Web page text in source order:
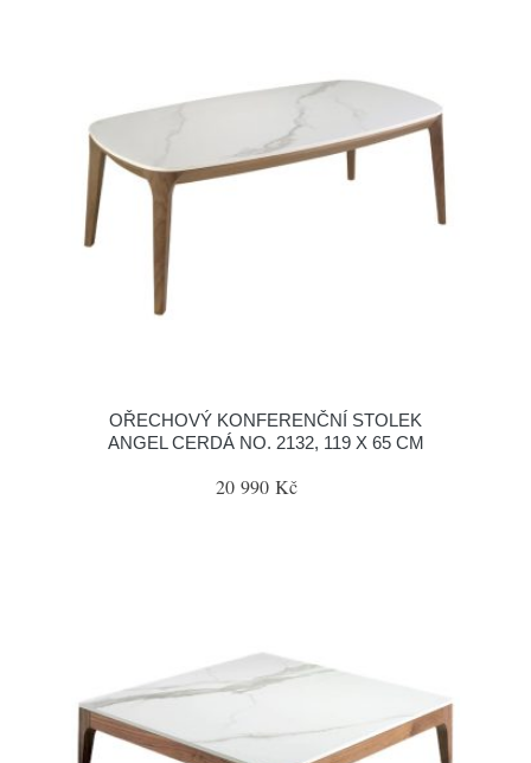
OŘECHOVÝ KONFERENČNÍ STOLEK
ANGEL CERDÁ NO. 2132, 119 X 65 CM
20 990 Kč